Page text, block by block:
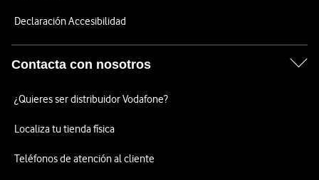
Declaración Accesibilidad
Contacta con nosotros
¿Quieres ser distribuidor Vodafone?
Localiza tu tienda física
Teléfonos de atención al cliente